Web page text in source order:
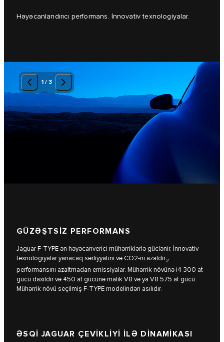
Həyəcanlandırıcı performans. İnnovativ texnologiyalar.
1/ 3
GÜZƏŞTSİZ PERFORMANS
Jaguar F-TYPE ən həyəcanverici mühərriklərlə güclənir. İnnovativ
texnologiyalar yanacaq sərfiyyatını və CO2-ni azaldır2
performansını azaltmadan emissiyalar. Mühərrik növünə i4 300 at
gücü daxildir və 450 at gücünə malik V8 və ya V8 575 at gücü
Mühərrik növü seçilmiş F-TYPE modelindən asılıdır.
ƏSQİ JAGUAR ÇEVİKLİYİ İLƏ DİNAMİKASI